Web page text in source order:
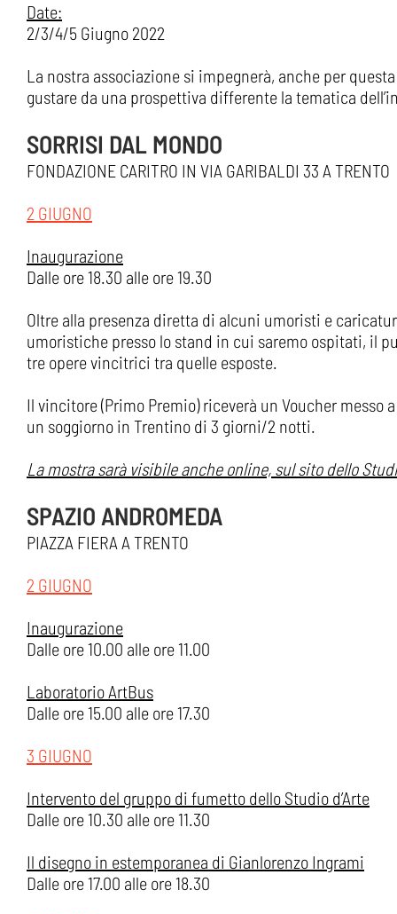
Date:
2/3/4/5 Giugno 2022
La nostra associazione si impegnerà, anche per
gustare da una prospettiva differente la tematica
SORRISI DAL MONDO
FONDAZIONE CARITRO IN VIA GARIBALDI 33 A TRENTO
2 GIUGNO
Inaugurazione
Dalle ore 18.30 alle ore 19.30
Oltre alla presenza diretta di alcuni umoristi e
umoristiche presso lo stand in cui saremo ospitati, il
tre opere vincitrici tra quelle esposte.
Il vincitore (Primo Premio) riceverà un Voucher messo
un soggiorno in Trentino di 3 giorni/2 notti.
La mostra sarà visibile anche online, sul sito dello
SPAZIO ANDROMEDA
PIAZZA FIERA A TRENTO
2 GIUGNO
Inaugurazione
Dalle ore 10.00 alle ore 11.00
Laboratorio ArtBus
Dalle ore 15.00 alle ore 17.30
3 GIUGNO
Intervento del gruppo di fumetto dello Studio d’Arte
Dalle ore 10.30 alle ore 11.30
Il disegno in estemporanea di Gianlorenzo Ingrami
Dalle ore 17.00 alle ore 18.30